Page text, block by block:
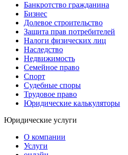
Банкротство гражданина
Бизнес
Долевое строительство
Защита прав потребителей
Налоги физических лиц
Наследство
Недвижимость
Семейное право
Спорт
Судебные споры
Трудовое право
Юридические калькуляторы
Юридические услуги
О компании
Услуги